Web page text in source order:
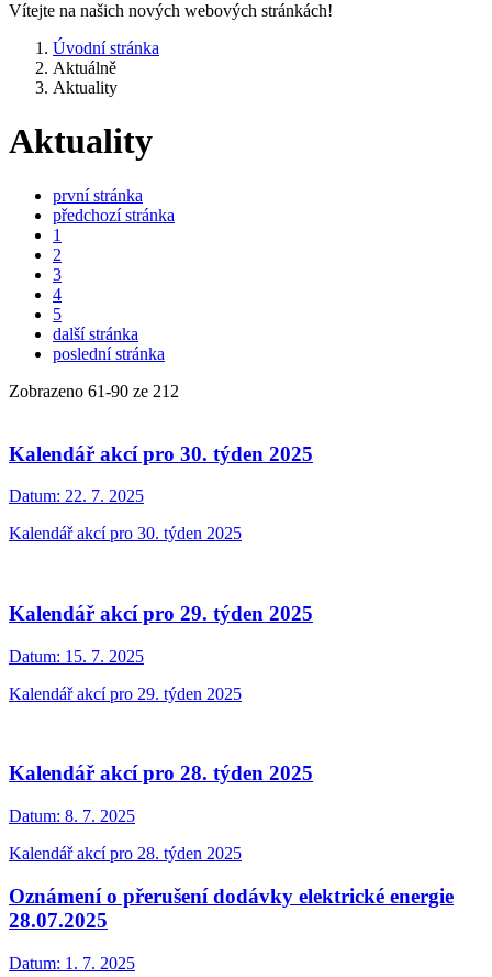
Vítejte na našich nových webových stránkách!
Úvodní stránka
Aktuálně
Aktuality
Aktuality
první stránka
předchozí stránka
1
2
3
4
5
další stránka
poslední stránka
Zobrazeno 61-90 ze 212
Kalendář akcí pro 30. týden 2025
Datum: 22. 7. 2025
Kalendář akcí pro 30. týden 2025
Kalendář akcí pro 29. týden 2025
Datum: 15. 7. 2025
Kalendář akcí pro 29. týden 2025
Kalendář akcí pro 28. týden 2025
Datum: 8. 7. 2025
Kalendář akcí pro 28. týden 2025
Oznámení o přerušení dodávky elektrické energie
28.07.2025
Datum: 1. 7. 2025